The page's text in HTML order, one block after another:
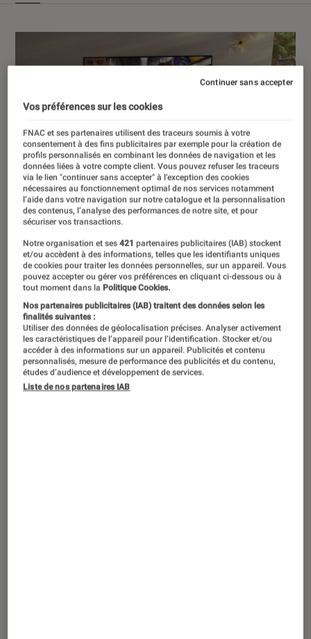
Ce que j’aime faire avec mon Google
Chromecast
DÉCRYPTAGE
Informatique • 07 avr. 2020
Vos préférences sur les cookies
FNAC et ses partenaires utilisent des traceurs soumis à votre
consentement à des fins publicitaires par exemple pour la création de
profils personnalisés en combinant les données de navigation et les
données liées à votre compte client. Vous pouvez refuser les traceurs
via le lien "continuer sans accepter" à l’exception des cookies
nécessaires au fonctionnement optimal de nos services notamment
l’aide dans votre navigation sur notre catalogue et la personnalisation
des contenus, l’analyse des performances de notre site, et pour
sécuriser vos transactions.
Notre organisation et ses421 partenaires publicitaires (IAB) stockent
et/ou accèdent à des informations, telles que les identifiants uniques
de cookies pour traiter les données personnelles, sur un appareil. Vous
pouvez accepter ou gérer vos préférences en cliquant ci-dessous ou à
tout moment dans la Politique Cookies.
Nos partenaires publicitaires (IAB) traitent des données selon les
finalités suivantes :
Utiliser des données de géolocalisation précises. Analyser activement
les caractéristiques de l’appareil pour l’identification. Stocker et/ou
accéder à des informations sur un appareil. Publicités et contenu
personnalisés, mesure de performance des publicités et du contenu,
études d’audience et développement de services.
Liste de nos partenaires IAB
Continuer sans accepter